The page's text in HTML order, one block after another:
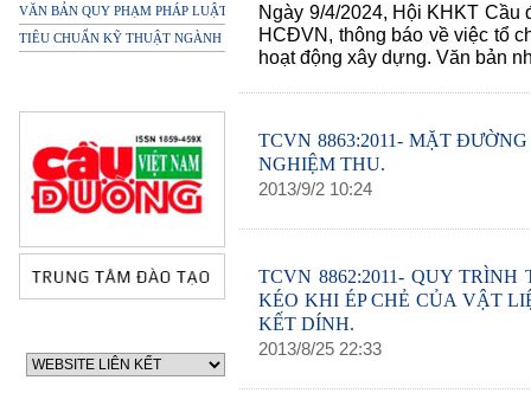
VĂN BẢN QUY PHẠM PHÁP LUẬT
TIÊU CHUẨN KỸ THUẬT NGÀNH
Ngày 9/4/2024, Hội KHKT
HCĐVN, thông báo về việc tổ
hoạt động xây dựng. Văn bản
TCVN 8863:2011- MẶT
NGHIỆM THU.
2013/9/2 10:24
TCVN 8862:2011- QUY
KÉO KHI ÉP CHẺ CỦA VẬT
KẾT DÍNH.
2013/8/25 22:33